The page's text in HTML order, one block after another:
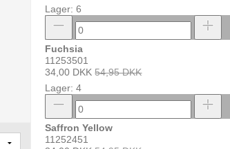
Lager: 6
Fuchsia
11253501
34,00 DKK 54,95 DKK
Lager: 4
Saffron Yellow
11252451